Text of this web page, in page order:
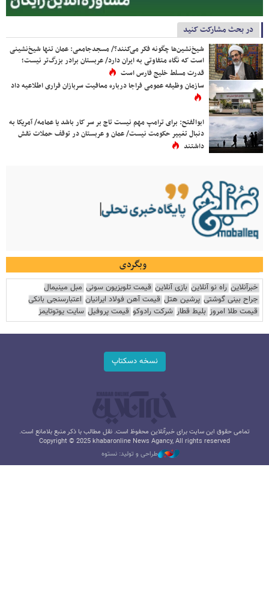
در بحث مشارکت کنید
شیخ‌نشین‌ها چگونه فکر می‌کنند؟/ مسجدجامعی: عمان تنها شیخ‌نشینی
است که نگاه متفاوتی به ایران دارد/ عربستان برادر بزرگ‌تر نیست؛
قدرت مسلط خلیج فارس است
سازمان وظیفه عمومی فراجا درباره معافیت سربازان فراری اطلاعیه داد
ابوالفتح: برای ترامپ مهم نیست تاج بر سر کار باشد یا عمامه/ آمریکا به
دنبال تغییر حکومت نیست/ عمان و عربستان در توقف حملات نقش
داشتند
وبگردی
خبرآنلاین راه نو آنلاین بازی آنلاین قیمت تلویزیون سونی مبل مینیمال
جراح بینی گوشتی پرشین هتل قیمت آهن فولاد ایرانیان اعتبارسنجی بانکی
قیمت طلا امروز بلیط قطار شرکت رادوکو قیمت پروفیل سایت یوتوتایمز
نسخه دسکتاپ
تمامی حقوق این سایت برای خبرآنلاین محفوظ است. نقل مطالب با ذکر منبع بلامانع است.
Copyright © 2025 khabaronline News Agancy, All rights reserved
طراحی و تولید: نستوه